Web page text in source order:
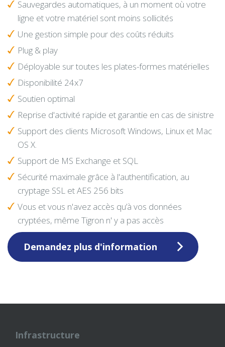
Sauvegardes automatiques, à un moment où votre
ligne et votre matériel sont moins sollicités
Une gestion simple pour des coûts réduits
Plug & play
Déployable sur toutes les plates-formes matérielles
Disponibilité 24x7
Soutien optimal
Reprise d'activité rapide et garantie en cas de sinistre
Support des clients Microsoft Windows, Linux et Mac
OS X.
Support de MS Exchange et SQL
Sécurité maximale grâce à l'authentification, au
cryptage SSL et AES 256 bits
Vous et vous n'avez accès qu’à vos données
cryptées, même Tigron n' y a pas accès
Demandez plus d'information
Infrastructure